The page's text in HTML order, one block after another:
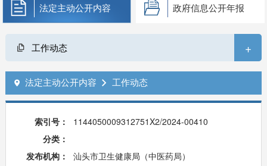
法定主动公开内容 政府信息公开年报
工作动态 +
 法定主动公开内容  工作动态
索引号：
1144050009312751X2/2024-00410
分类：
发布机构：
汕头市卫生健康局（中医药局）